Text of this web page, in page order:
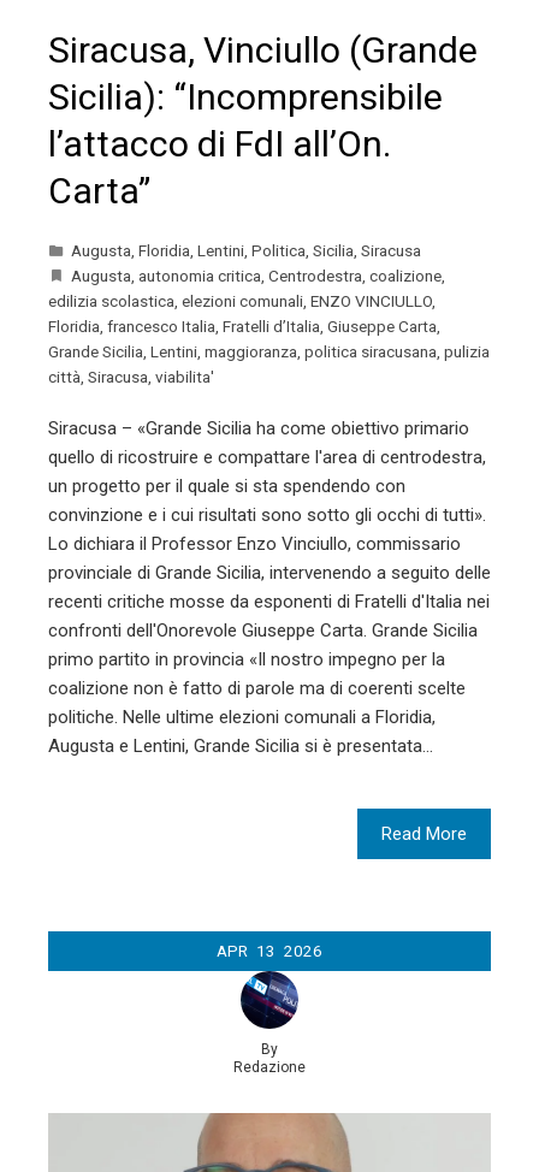
Siracusa, Vinciullo (Grande
Sicilia): “Incomprensibile
l’attacco di FdI all’On.
Carta”
Augusta Floridia Lentini Politica Sicilia Siracusa
Augusta autonomia critica Centrodestra coalizione
edilizia scolastica elezioni comunali ENZO VINCIULLO
Floridia francesco Italia Fratelli d’Italia Giuseppe Carta
Grande Sicilia Lentini maggioranza politica siracusana pulizia
città Siracusa viabilita'
Siracusa – «Grande Sicilia ha come obiettivo primario
quello di ricostruire e compattare l'area di centrodestra,
un progetto per il quale si sta spendendo con
convinzione e i cui risultati sono sotto gli occhi di tutti».
Lo dichiara il Professor Enzo Vinciullo, commissario
provinciale di Grande Sicilia, intervenendo a seguito delle
recenti critiche mosse da esponenti di Fratelli d'Italia nei
confronti dell'Onorevole Giuseppe Carta. Grande Sicilia
primo partito in provincia «Il nostro impegno per la
coalizione non è fatto di parole ma di coerenti scelte
politiche. Nelle ultime elezioni comunali a Floridia,
Augusta e Lentini, Grande Sicilia si è presentata…
Read More
APR 13 2026
By
Redazione